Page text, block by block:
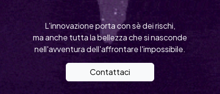
L'innovazione porta con sè dei rischi,
ma anche tutta la bellezza che si nasconde
nell'avventura dell'affrontare l'impossibile.
Contattaci